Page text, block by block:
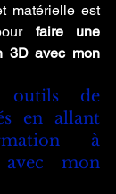
matérielle est
faire une
3D avec mon
outils de
en allant
à
mon